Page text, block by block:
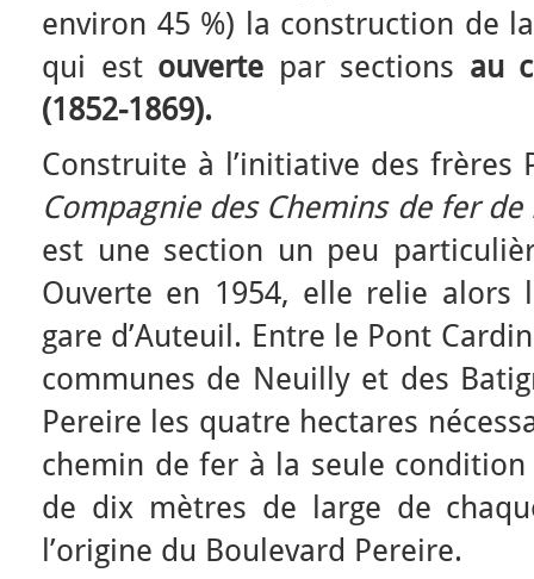
environ 45 %) la construction de
qui est ouverte par sections au
(1852-1869).
Construite à l’initiative des frères
Compagnie des Chemins de fer de
est une section un peu
Ouverte en 1954, elle relie alors
gare d’Auteuil. Entre le Pont
communes de Neuilly et des
Pereire les quatre hectares
chemin de fer à la seule condition
de dix mètres de large de
l’origine du Boulevard Pereire.